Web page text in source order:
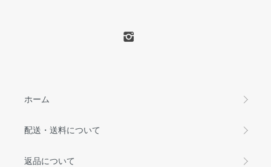
ホーム
配送・送料について
返品について